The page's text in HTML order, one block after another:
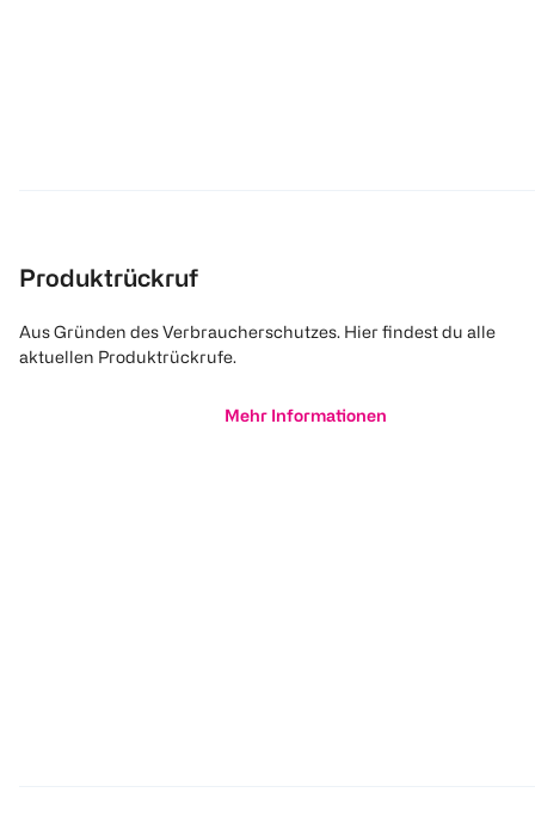
Produktrückruf
Aus Gründen des Verbraucherschutzes. Hier findest du alle
aktuellen Produktrückrufe.
Mehr Informationen